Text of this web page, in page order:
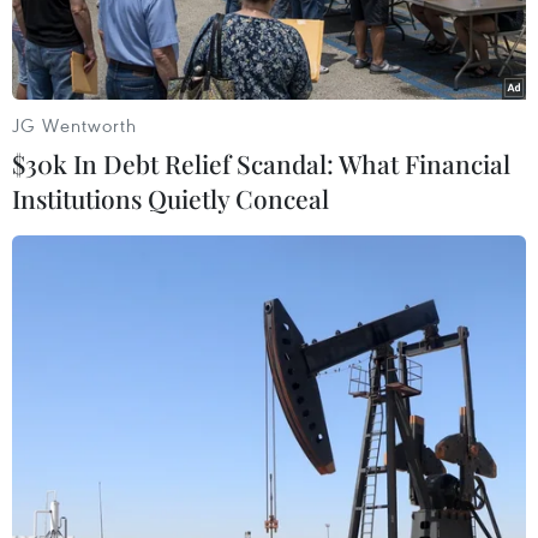
Đê bao biển Mũi Ngọc (phường Móng Cái 1) tan hoang sau
bão số 1. (Ảnh: Thanh Vân/TTXVN)
Sau khi bão số 1 (Maysak) đi qua, các địa
phương chịu ảnh hưởng trên địa bàn tỉnh
Quảng Ninh đang tập trung lực lượng khắc
phục hậu quả.
Đến ngày 8/7, các nhu cầu thiết yếu như điện,
JG Wentworth
$30k In Debt Relief Scandal: What Financial
Institutions Quietly Conceal